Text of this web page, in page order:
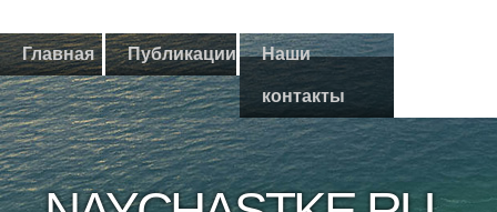
Главная Публикации Наши
контакты